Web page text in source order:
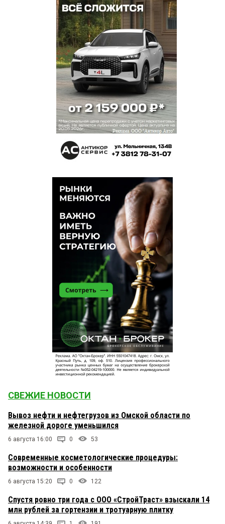
СВЕЖИЕ НОВОСТИ
Вывоз нефти и нефтегрузов из Омской области по
железной дороге уменьшился
6 августа 16:00 0 53
Современные косметологические процедуры:
возможности и особенности
6 августа 15:20 0 122
Спустя ровно три года с ООО «СтройТраст» взыскали 14
млн рублей за гортензии и тротуарную плитку